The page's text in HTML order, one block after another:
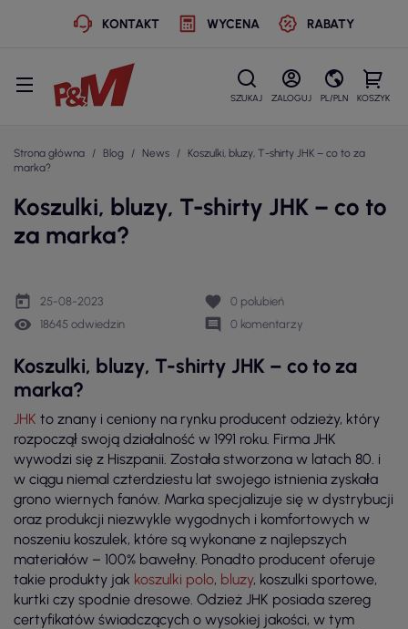
KONTAKT WYCENA RABATY
SZUKAJ ZALOGUJ PL/PLN KOSZYK
Strona główna Blog News
Koszulki, bluzy, T-shirty JHK – co to za
marka?
Koszulki, bluzy, T-shirty JHK – co to
za marka?
today 25-08-2023 favorite 0 polubień
remove_red_eye 18645 odwiedzin comment 0 komentarzy
Koszulki, bluzy, T-shirty JHK – co to za
marka?
JHK to znany i ceniony na rynku producent odzieży, który
rozpoczął swoją działalność w 1991 roku. Firma JHK
wywodzi się z Hiszpanii. Została stworzona w latach 80. i
w ciągu niemal czterdziestu lat swojego istnienia zyskała
grono wiernych fanów. Marka specjalizuje się w dystrybucji
oraz produkcji niezwykle wygodnych i komfortowych w
noszeniu koszulek, które są wykonane z najlepszych
materiałów – 100% bawełny. Ponadto producent oferuje
takie produkty jak koszulki polo, bluzy, koszulki sportowe,
kurtki czy spodnie dresowe. Odzież JHK posiada szereg
certyfikatów świadczących o wysokiej jakości, w tym